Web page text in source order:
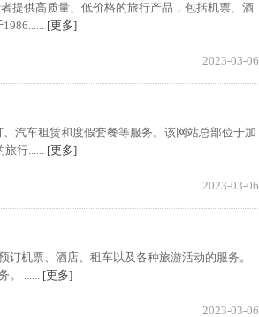
供高质量、低价格的旅行产品，包括机票、酒
[更多]
2023-03-06
汽车租赁和度假套餐等服务。该网站总部位于加
行...... [更多]
2023-03-06
订机票、酒店、租车以及各种旅游活动的服务。
。 ...... [更多]
2023-03-06